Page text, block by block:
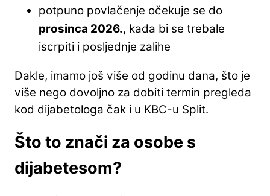
potpuno povlačenje očekuje se do
prosinca 2026., kada bi se trebale
iscrpiti i posljednje zalihe
Dakle, imamo još više od godinu dana, što je
više nego dovoljno za dobiti termin pregleda
kod dijabetologa čak i u KBC-u Split.
Što to znači za osobe s
dijabetesom?